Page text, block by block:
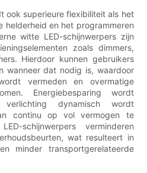
ook superieure flexibiliteit als het
helderheid en het programmeren
witte LED-schijnwerpers zijn
zoals dimmers,
Hierdoor kunnen gebruikers
wanneer dat nodig is, waardoor
vermeden en overmatige
Energiebesparing wordt
dynamisch wordt
continu op vol vermogen te
schijnwerpers verminderen
wat resulteert in
minder transportgerelateerde